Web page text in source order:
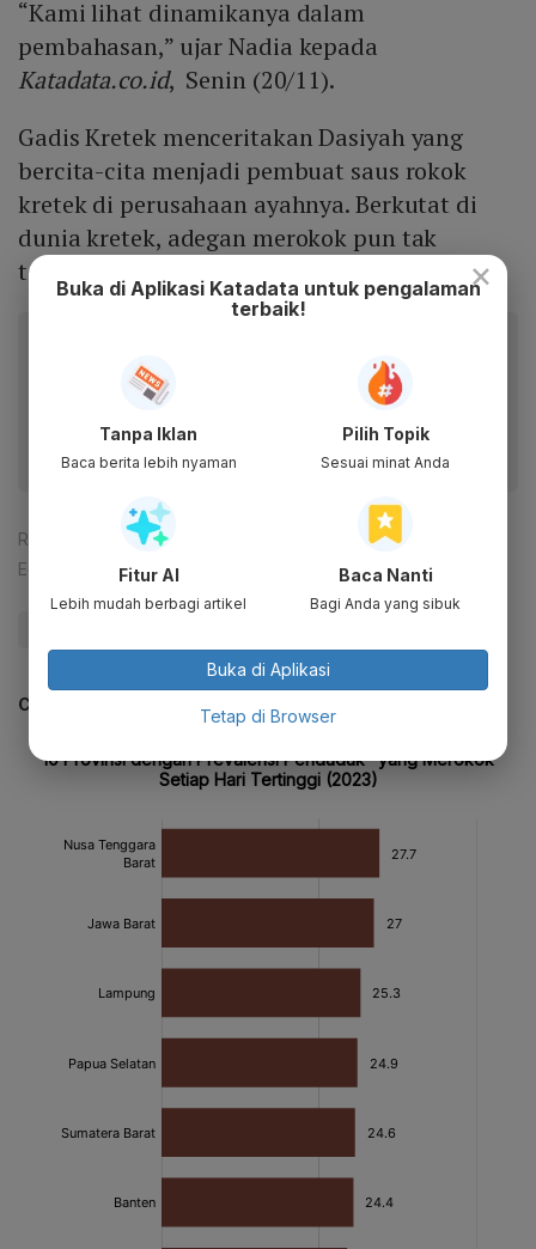
“Kami lihat dinamikanya dalam
pembahasan,” ujar Nadia kepada
Katadata.co.id, Senin (20/11).
Gadis Kretek menceritakan Dasiyah yang
bercita-cita menjadi pembuat saus rokok
kretek di perusahaan ayahnya. Berkutat di
dunia kretek, adegan merokok pun tak
terelakkan, namun tidak diberi sensor.
Dapatkan pengalaman membaca lebih nyaman dan nikmati
fitur menarik lainnya lewat aplikasi mobile Katadata.
Reporter:
Amelia Yesidora
Editor:
Ameidyo Daud Nasution
CEK JUGA DATA INI
×
Buka di Aplikasi Katadata untuk pengalaman
terbaik!
Tanpa Iklan
Baca berita lebih nyaman
Pilih Topik
Sesuai minat Anda
Fitur AI
Lebih mudah berbagi artikel
Baca Nanti
Bagi Anda yang sibuk
Buka di Aplikasi
Tetap di Browser